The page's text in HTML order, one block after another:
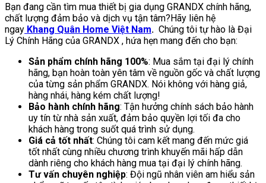
Bạn đang cần tìm mua thiết bị gia dụng GRANDX chính hãng,
chất lượng đảm bảo và dịch vụ tận tâm?Hãy liên hệ
ngay Khang Quân Home Việt Nam. Chúng tôi tự hào là Đại
Lý Chính Hãng của GRANDX , hứa hẹn mang đến cho bạn:
Sản phẩm chính hãng 100%: Mua sắm tại đại lý chính
hãng, bạn hoàn toàn yên tâm về nguồn gốc và chất lượng
của từng sản phẩm GRANDX. Nói không với hàng giả,
hàng nhái, hàng kém chất lượng!
Bảo hành chính hãng: Tận hưởng chính sách bảo hành
uy tín từ nhà sản xuất, đảm bảo quyền lợi tối đa cho
khách hàng trong suốt quá trình sử dụng.
Giá cả tốt nhất: Chúng tôi cam kết mang đến mức giá
tốt nhất cùng nhiều chương trình khuyến mãi hấp dẫn
dành riêng cho khách hàng mua tại đại lý chính hãng.
Tư vấn chuyên nghiệp: Đội ngũ nhân viên am hiểu sản